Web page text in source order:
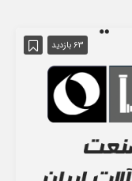
63 بازدید